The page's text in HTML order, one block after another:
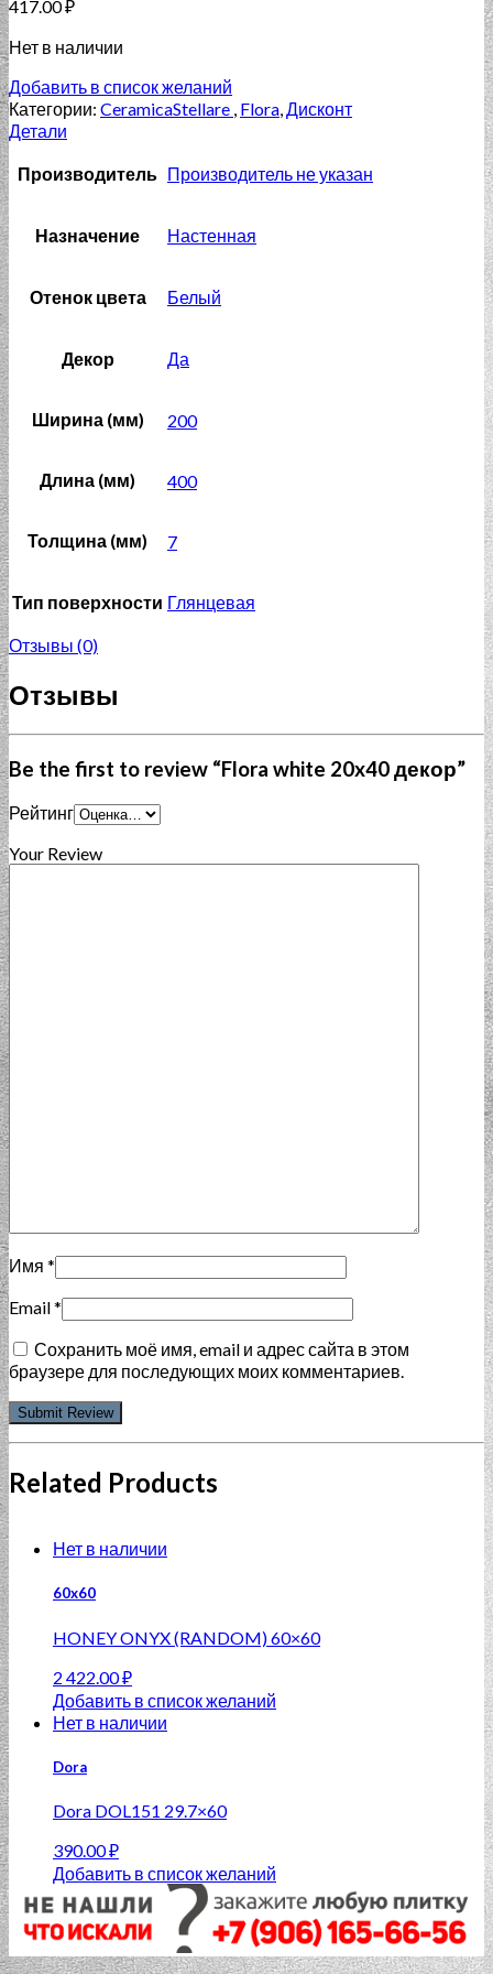
417.00₽
Нет в наличии
Добавить в список желаний
Категории: CeramicaStellare , Flora,Дисконт
Детали
Производитель Производитель не указан
Назначение Настенная
Отенок цвета Белый
Декор Да
Ширина (мм) 200
Длина (мм) 400
Толщина (мм) 7
Тип поверхности Глянцевая
Отзывы (0)
Отзывы
Be the first to review “Flora white 20x40 декор”
Рейтинг
Your Review
Имя *
Email*
Сохранить моё имя, email и адрес сайта в этом
браузере для последующих моих комментариев.
Related Products
Нет в наличии
60x60
HONEY ONYX (RANDOM) 60×60
2 422.00₽
Добавить в список желаний
Нет в наличии
Dora
Dora DOL151 29.7×60
390.00₽
Добавить в список желаний
Нет в наличии
Alma Ceramica дисконт